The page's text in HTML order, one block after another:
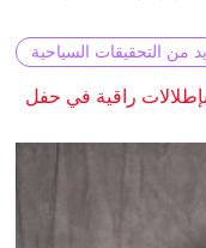
من التحقيقات السياحية
راقية في حفل